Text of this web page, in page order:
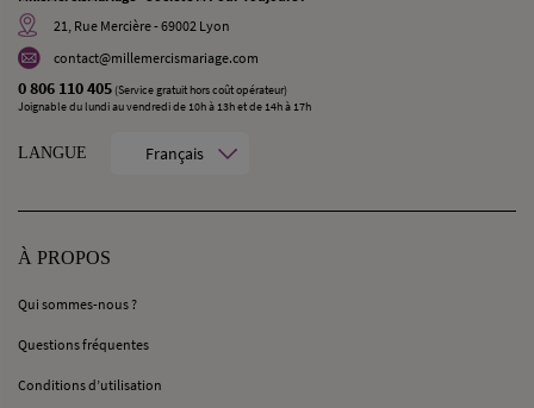
21, Rue Mercière - 69002 Lyon
contact@millemercismariage.com
0 806 110 405 (Service gratuit hors coût opérateur)
Joignable du lundi au vendredi de 10h à 13h et de 14h à 17h
LANGUE Français
À PROPOS
Qui sommes-nous ?
Questions fréquentes
Conditions d’utilisation